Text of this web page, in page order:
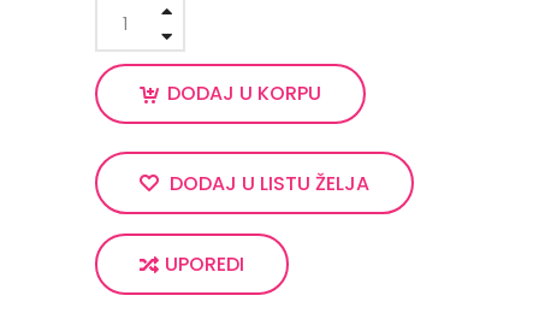
DODAJ U KORPU
DODAJ U LISTU ŽELJA
UPOREDI